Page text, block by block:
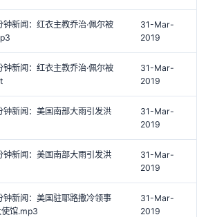
新闻：红衣主教乔治·佩尔被
31-Mar-
2019
新闻：红衣主教乔治·佩尔被
31-Mar-
2019
钟新闻：美国南部大雨引发洪
31-Mar-
2019
钟新闻：美国南部大雨引发洪
31-Mar-
2019
钟新闻：美国驻耶路撒冷领事
馆.mp3
31-Mar-
2019